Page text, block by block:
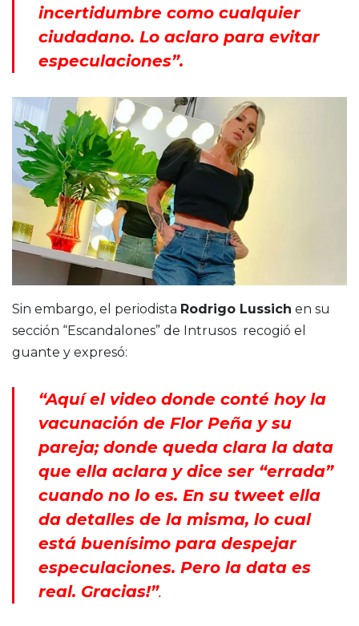
incertidumbre como cualquier
ciudadano. Lo aclaro para evitar
especulaciones”.
Sin embargo, el periodista Rodrigo Lussich en su
sección “Escandalones” de Intrusos recogió el
guante y expresó:
“Aquí el video donde conté hoy la
vacunación de Flor Peña y su
pareja; donde queda clara la data
que ella aclara y dice ser “errada”
cuando no lo es. En su tweet ella
da detalles de la misma, lo cual
está buenísimo para despejar
especulaciones. Pero la data es
real. Gracias!”.